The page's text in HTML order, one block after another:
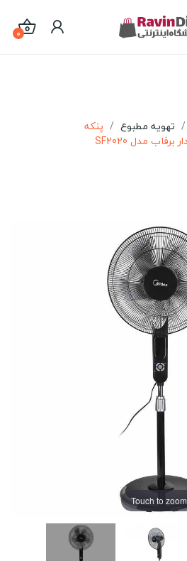
0
تهویه مطبوع
پنکه
ایستاده کنترل دار برفاب مدل SF2020
Touch to zoom